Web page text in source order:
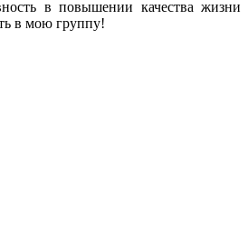
в повышении качества жизни
в мою группу!